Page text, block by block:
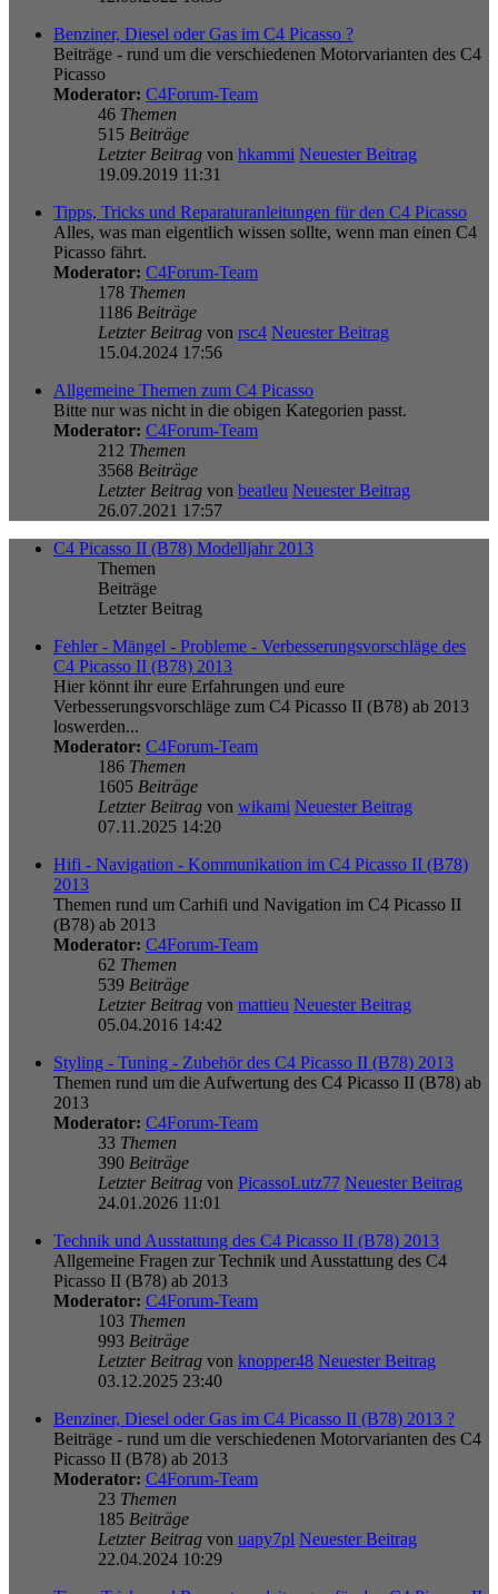
Benziner, Diesel oder Gas im C4 Picasso ?
Beiträge - rund um die verschiedenen Motorvarianten des C4
Picasso
Moderator: C4Forum-Team
46 Themen
515 Beiträge
Letzter Beitrag von hkammi Neuester Beitrag
19.09.2019 11:31
Tipps, Tricks und Reparaturanleitungen für den C4 Picasso
Alles, was man eigentlich wissen sollte, wenn man einen C4
Picasso fährt.
Moderator: C4Forum-Team
178 Themen
1186 Beiträge
Letzter Beitrag von rsc4 Neuester Beitrag
15.04.2024 17:56
Allgemeine Themen zum C4 Picasso
Bitte nur was nicht in die obigen Kategorien passt.
Moderator: C4Forum-Team
212 Themen
3568 Beiträge
Letzter Beitrag von beatleu Neuester Beitrag
26.07.2021 17:57
C4 Picasso II (B78) Modelljahr 2013
Themen
Beiträge
Letzter Beitrag
Fehler - Mängel - Probleme - Verbesserungsvorschläge des
C4 Picasso II (B78) 2013
Hier könnt ihr eure Erfahrungen und eure
Verbesserungsvorschläge zum C4 Picasso II (B78) ab 2013
loswerden...
Moderator: C4Forum-Team
186 Themen
1605 Beiträge
Letzter Beitrag von wikami Neuester Beitrag
07.11.2025 14:20
Hifi - Navigation - Kommunikation im C4 Picasso II (B78)
2013
Themen rund um Carhifi und Navigation im C4 Picasso II
(B78) ab 2013
Moderator: C4Forum-Team
62 Themen
539 Beiträge
Letzter Beitrag von mattieu Neuester Beitrag
05.04.2016 14:42
Styling - Tuning - Zubehör des C4 Picasso II (B78) 2013
Themen rund um die Aufwertung des C4 Picasso II (B78) ab
2013
Moderator: C4Forum-Team
33 Themen
390 Beiträge
Letzter Beitrag von PicassoLutz77 Neuester Beitrag
24.01.2026 11:01
Technik und Ausstattung des C4 Picasso II (B78) 2013
Allgemeine Fragen zur Technik und Ausstattung des C4
Picasso II (B78) ab 2013
Moderator: C4Forum-Team
103 Themen
993 Beiträge
Letzter Beitrag von knopper48 Neuester Beitrag
03.12.2025 23:40
Benziner, Diesel oder Gas im C4 Picasso II (B78) 2013 ?
Beiträge - rund um die verschiedenen Motorvarianten des C4
Picasso II (B78) ab 2013
Moderator: C4Forum-Team
23 Themen
185 Beiträge
Letzter Beitrag von uapy7pl Neuester Beitrag
22.04.2024 10:29